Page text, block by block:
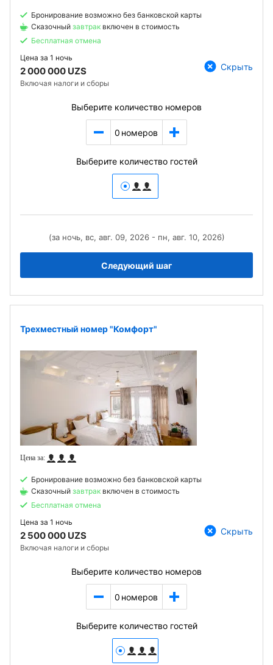
Бронирование возможно без банковской карты
Сказочный завтрак включен в стоимость
Бесплатная отмена
Цена за 1 ночь
2 000 000 UZS
Включая налоги и сборы
Скрыть
Выберите количество номеров
0 номеров
Выберите количество гостей
(за ночь, вс, авг. 09, 2026 - пн, авг. 10, 2026)
Следующий шаг
Трехместный номер "Комфорт"
Бронирование возможно без банковской карты
Сказочный завтрак включен в стоимость
Бесплатная отмена
Цена за 1 ночь
2 500 000 UZS
Включая налоги и сборы
Скрыть
Выберите количество номеров
0 номеров
Выберите количество гостей